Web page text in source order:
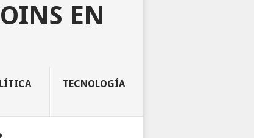
EN
TECNOLOGÍA